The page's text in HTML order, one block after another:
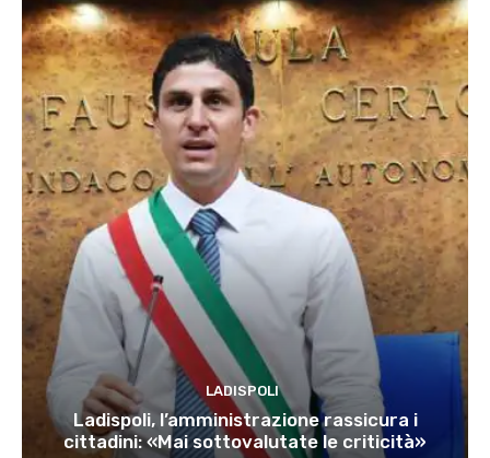
LADISPOLI
Ladispoli, l’amministrazione rassicura i
cittadini: «Mai sottovalutate le criticità»